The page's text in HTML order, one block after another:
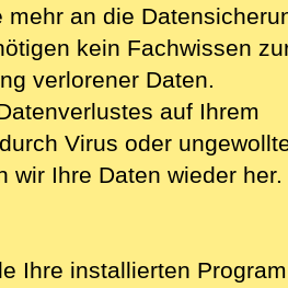
mehr an die
kein Fachwissen
verlorener Daten.
auf Ihrem
Virus oder
wir Ihre Daten wieder her.
Ihre installierten